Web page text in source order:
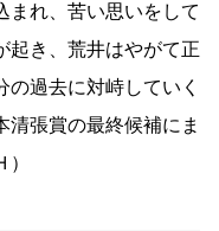
まれ、苦い思いをして
起き、荒井はやがて正
過去に対峙していく
清張賞の最終候補にま